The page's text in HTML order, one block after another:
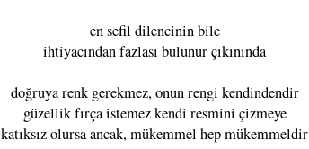
en sefil dilencinin bile
ihtiyacından fazlası bulunur çıkınında
doğruya renk gerekmez, onun rengi kendindendir
güzellik fırça istemez kendi resmini çizmeye
katıksız olursa ancak, mükemmel hep mükemmeldir